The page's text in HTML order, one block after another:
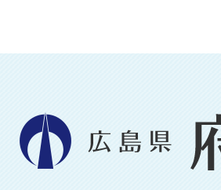
広
島
県